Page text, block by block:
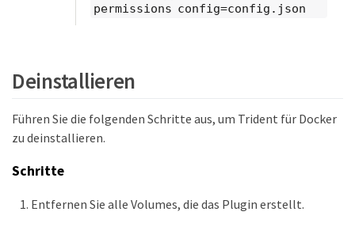
permissions config=config.json
Deinstallieren
Führen Sie die folgenden Schritte aus, um Trident für Docker
zu deinstallieren.
Schritte
Entfernen Sie alle Volumes, die das Plugin erstellt.